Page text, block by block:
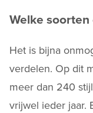
Welke
Het is bijna
verdelen. Op dit
meer dan 240
vrijwel ieder jaar.